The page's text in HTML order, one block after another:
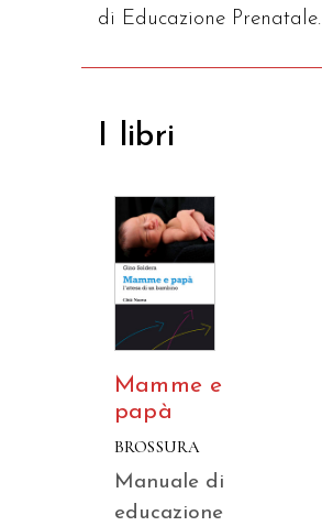
di Educazione Prenatale.
I libri
Mamme e
papà
BROSSURA
Manuale di
educazione